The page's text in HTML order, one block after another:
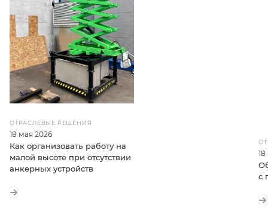
ОТРАСЛЕВЫЕ РЕШЕНИЯ
18 мая 2026
Как организовать работу на
малой высоте при отсутствии
анкерных устройств
с